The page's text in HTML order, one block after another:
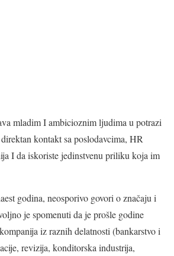
mladim I ambicioznim ljudima u potrazi
kontakt sa poslodavcima, HR
I da iskoriste jedinstvenu priliku koja im
godina, neosporivo govori o značaju i
je spomenuti da je prošle godine
iz raznih delatnosti (bankarstvo i
revizija, konditorska industrija,